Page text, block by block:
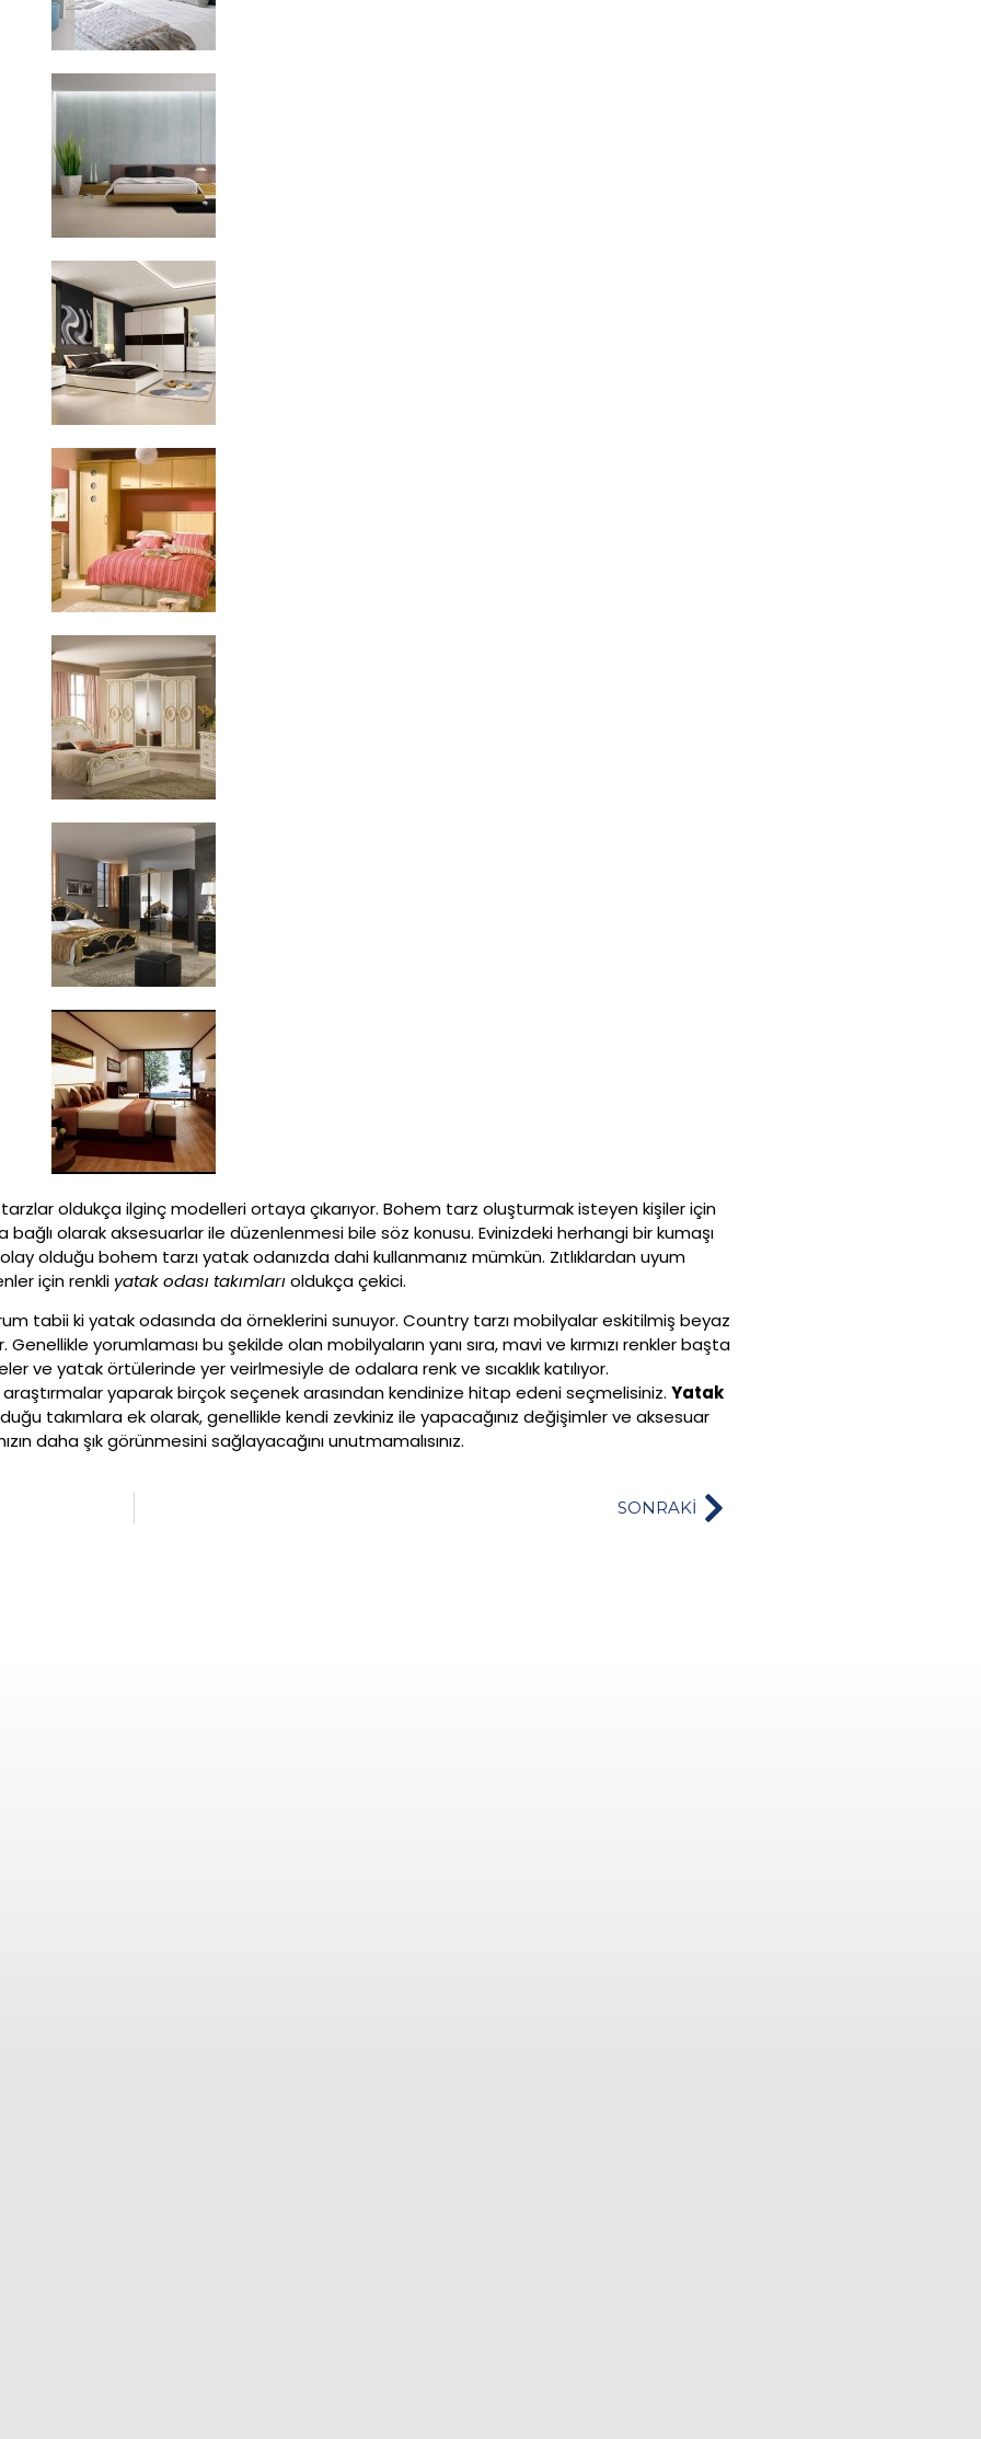
oldukça ilginç modelleri ortaya çıkarıyor. Bohem tarz oluşturmak isteyen kişiler için
bağlı olarak aksesuarlar ile düzenlenmesi bile söz konusu. Evinizdeki herhangi bir kumaşı
olduğu bohem tarzı yatak odanızda dahi kullanmanız mümkün. Zıtlıklardan uyum
için renkli yatak odası takımlarıoldukça çekici.
tabii ki yatak odasında da örneklerini sunuyor. Country tarzı mobilyalar eskitilmiş beyaz
yorumlaması bu şekilde olan mobilyaların yanı sıra, mavi ve kırmızı renkler başta
ve yatak örtülerinde yer veirlmesiyle de odalara renk ve sıcaklık katılıyor.
araştırmalar yaparak birçok seçenek arasından kendinize hitap edeni seçmelisiniz. Yatak
takımlara ek olarak, genellikle kendi zevkiniz ile yapacağınız değişimler ve aksesuar
daha şık görünmesini sağlayacağını unutmamalısınız.
SONRAKİ